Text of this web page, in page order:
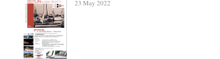
23 May 2022